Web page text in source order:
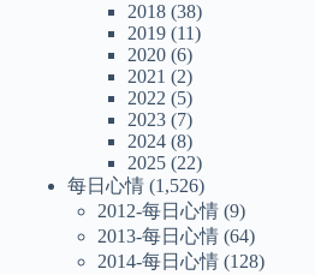
2018 (38)
2019 (11)
2020 (6)
2021 (2)
2022 (5)
2023 (7)
2024 (8)
2025 (22)
每日心情 (1,526)
2012-每日心情 (9)
2013-每日心情 (64)
2014-每日心情 (128)